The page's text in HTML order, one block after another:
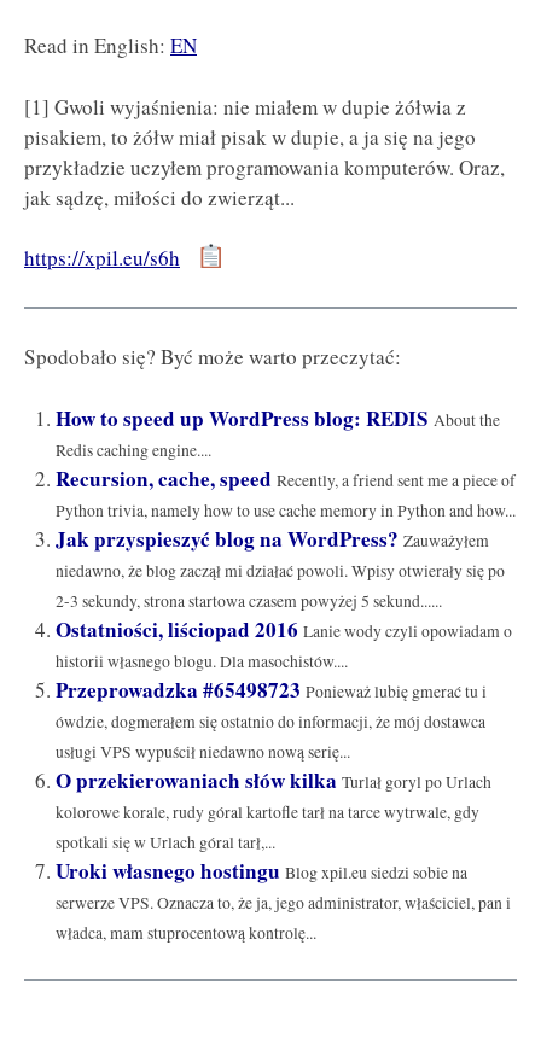
Read in English: EN
[1] Gwoli wyjaśnienia: nie miałem w dupie żółwia z
pisakiem, to żółw miał pisak w dupie, a ja się na jego
przykładzie uczyłem programowania komputerów. Oraz,
jak sądzę, miłości do zwierząt...
https://xpil.eu/s6h
Spodobało się? Być może warto przeczytać:
How to speed up WordPress blog: REDIS About the
Redis caching engine....
Recursion, cache, speed Recently, a friend sent me a piece of
Python trivia, namely how to use cache memory in Python and how...
Jak przyspieszyć blog na WordPress? Zauważyłem
niedawno, że blog zaczął mi działać powoli. Wpisy otwierały się po
2-3 sekundy, strona startowa czasem powyżej 5 sekund......
Ostatniości, liściopad 2016 Lanie wody czyli opowiadam o
historii własnego blogu. Dla masochistów....
Przeprowadzka #65498723 Ponieważ lubię gmerać tu i
ówdzie, dogmerałem się ostatnio do informacji, że mój dostawca
usługi VPS wypuścił niedawno nową serię...
O przekierowaniach słów kilka Turlał goryl po Urlach
kolorowe korale, rudy góral kartofle tarł na tarce wytrwale, gdy
spotkali się w Urlach góral tarł,...
Uroki własnego hostingu Blog xpil.eu siedzi sobie na
serwerze VPS. Oznacza to, że ja, jego administrator, właściciel, pan i
władca, mam stuprocentową kontrolę...